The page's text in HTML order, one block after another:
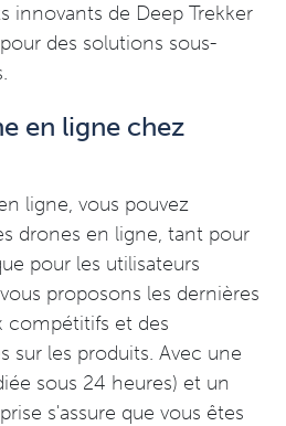
innovants de Deep Trekker
des solutions sous-
en ligne chez
ligne, vous pouvez
drones en ligne, tant pour
pour les utilisateurs
proposons les dernières
compétitifs et des
sur les produits. Avec une
sous 24 heures) et un
s'assure que vous êtes